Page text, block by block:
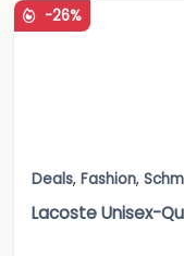
-26%
Deals, Fashion,
Lacoste Unisex-